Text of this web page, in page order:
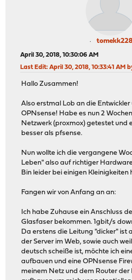
April 30, 2018, 10:30:06 AM
Last Edit: April 30, 2018, 10:33:41 AM
Hallo Zusammen!
Also erstmal Lob an die
OPNsense! Habe es nun 2
Netzwerk (proxmox) getestet und
besser als pfsense.
Nun wollte ich die vergangene
Leben" also auf richtiger
Bin leider bei einigen Kleinigkeiten
Fangen wir von Anfang an an:
Ich habe Zuhause ein Anschluss
Glasfaser bekommen. 1gbit/s
Da erstens die Leitung "dicker" ist
der Server im Web, sowie auch
deutsch scheiße ist, möchte ich
aufbauen und eine OPNsense
meinem Netz und dem Router